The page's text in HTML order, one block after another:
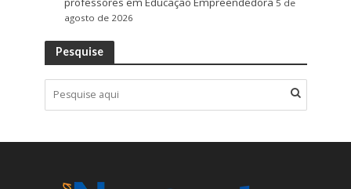
5 de
agosto de 2026
Pesquise